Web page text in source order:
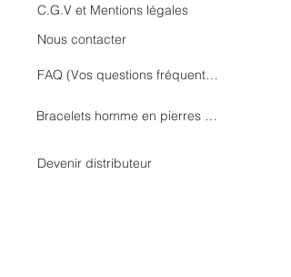
C.G.V et Mentions légales
Nous contacter
FAQ (Vos questions fréquentes)
Bracelets homme en pierres naturelles – MOMANET
Devenir distributeur